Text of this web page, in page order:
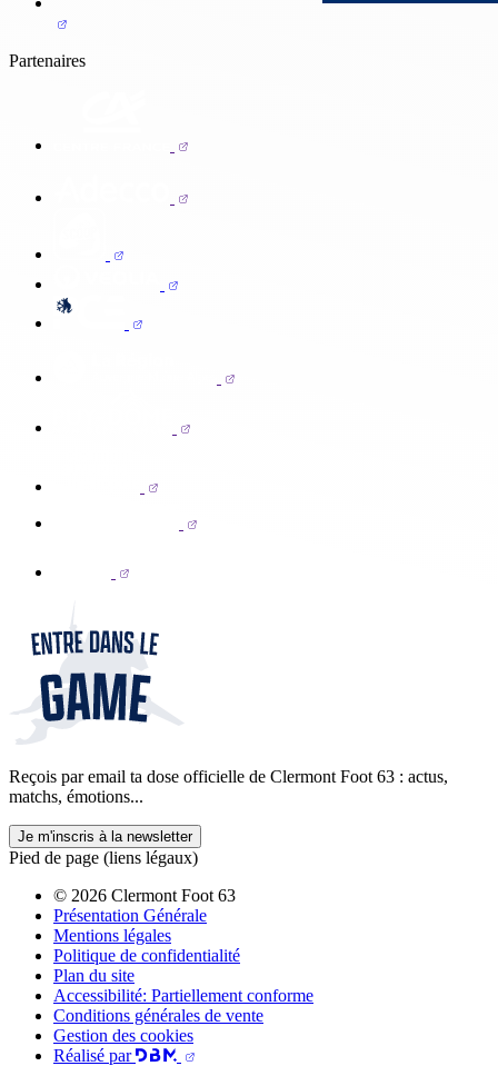
Partenaires
Reçois par email ta dose officielle de Clermont Foot 63 : actus,
matchs, émotions...
Je m'inscris à la newsletter
Pied de page (liens légaux)
© 2026 Clermont Foot 63
Présentation Générale
Mentions légales
Politique de confidentialité
Plan du site
Accessibilité: Partiellement conforme
Conditions générales de vente
Gestion des cookies
Réalisé par